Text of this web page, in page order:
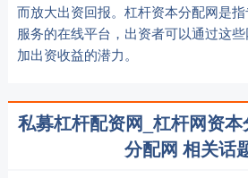
而放大出资回报。杠杆资本分配网是
服务的在线平台，出资者可以通过这
加出资收益的潜力。
私募杠杆配资网_杠杆网资
分配网 相关话